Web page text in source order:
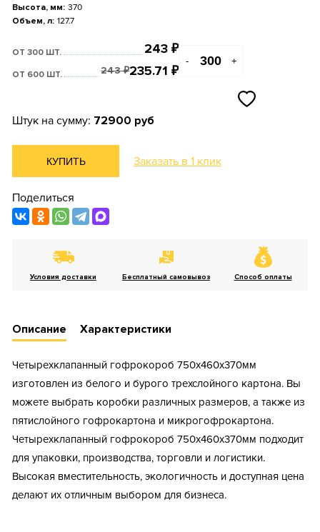
Высота, мм: 370
Объем, л: 127.7
ОТ 300 ШТ. 243₽
ОТ 600 ШТ. 243₽235.71₽
Штук на сумму: 72900 руб
КУПИТЬ Заказать в 1 клик
- +
Поделиться
Условия доставки Бесплатный самовывоз Способ оплаты
Описание Характеристики
Четырехклапанный гофрокороб 750х460х370мм
изготовлен из белого и бурого трехслойного картона. Вы
можете выбрать коробки различных размеров, а также из
пятислойного гофрокартона и микрогофрокартона.
Четырехклапанный гофрокороб 750х460х370мм подходит
для упаковки, производства, торговли и логистики.
Высокая вместительность, экологичность и доступная цена
делают их отличным выбором для бизнеса.